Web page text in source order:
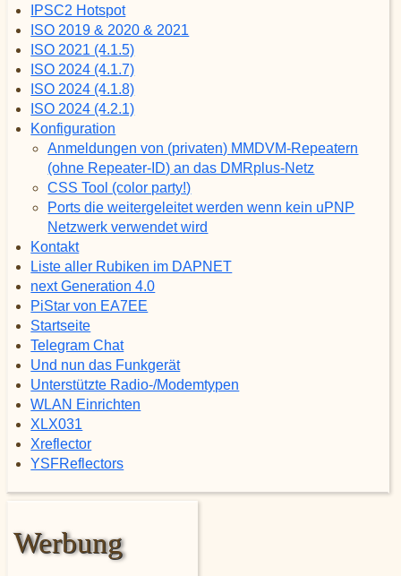
IPSC2 Hotspot
ISO 2019 & 2020 & 2021
ISO 2021 (4.1.5)
ISO 2024 (4.1.7)
ISO 2024 (4.1.8)
ISO 2024 (4.2.1)
Konfiguration
Anmeldungen von (privaten) MMDVM-Repeatern
(ohne Repeater-ID) an das DMRplus-Netz
CSS Tool (color party!)
Ports die weitergeleitet werden wenn kein uPNP
Netzwerk verwendet wird
Kontakt
Liste aller Rubiken im DAPNET
next Generation 4.0
PiStar von EA7EE
Startseite
Telegram Chat
Und nun das Funkgerät
Unterstützte Radio-/Modemtypen
WLAN Einrichten
XLX031
Xreflector
YSFReflectors
Werbung